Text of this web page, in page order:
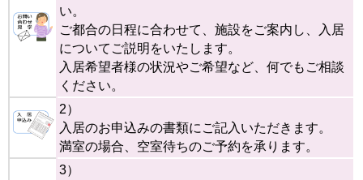
い。
ご都合の日程に合わせて、施設をご案内し、入居
についてご説明をいたします。
入居希望者様の状況やご希望など、何でもご相談
ください。
2）
入居のお申込みの書類にご記入いただきます。
満室の場合、空室待ちのご予約を承ります。
3）